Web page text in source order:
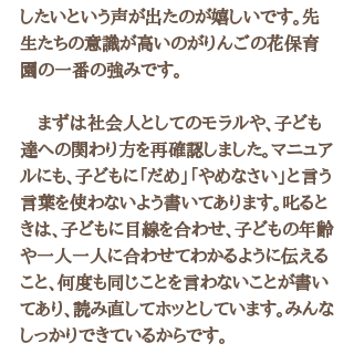
したいという声が出たのが嬉しいです。先
生たちの意識が高いのがりんごの花保育
園の一番の強みです。
まずは社会人としてのモラルや、子ども
達への関わり方を再確認しました。マニュア
ルにも、子どもに「だめ」「やめなさい」と言う
言葉を使わないよう書いてあります。叱ると
きは、子どもに目線を合わせ、子どもの年齢
や一人一人に合わせてわかるように伝える
こと、何度も同じことを言わないことが書い
てあり、読み直してホッとしています。みんな
しっかりできているからです。